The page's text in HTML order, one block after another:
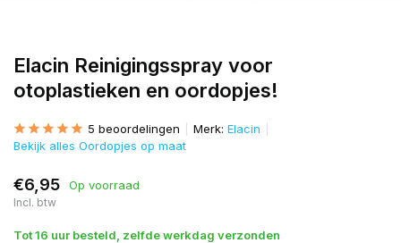
Elacin Reinigingsspray voor
otoplastieken en oordopjes!
5 beoordelingen Merk: Elacin
Bekijk alles Oordopjes op maat
€6,95 Op voorraad
Incl. btw
Tot 16 uur besteld, zelfde werkdag verzonden